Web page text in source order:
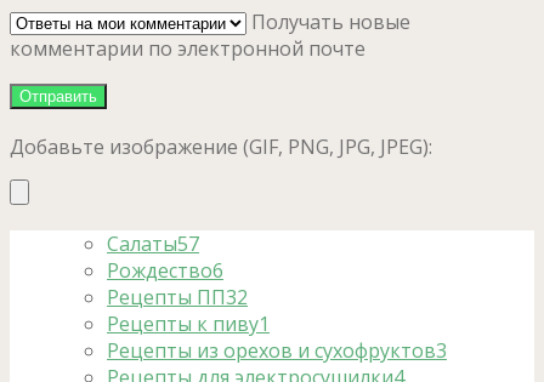
Получать новые
комментарии по электронной почте
Добавьте изображение (GIF, PNG, JPG, JPEG):
Салаты57
Рождество6
Рецепты ПП32
Рецепты к пиву1
Рецепты из орехов и сухофруктов3